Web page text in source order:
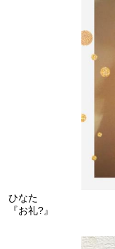
ひなた
『お礼?』